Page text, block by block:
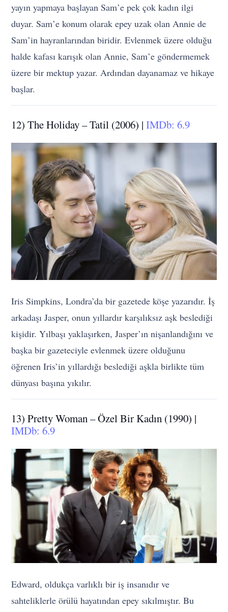
yayın yapmaya başlayan Sam’e pek çok kadın ilgi
duyar. Sam’e konum olarak epey uzak olan Annie de
Sam’in hayranlarından biridir. Evlenmek üzere olduğu
halde kafası karışık olan Annie, Sam’e göndermemek
üzere bir mektup yazar. Ardından dayanamaz ve hikaye
başlar.
12) The Holiday – Tatil (2006) |IMDb: 6.9
Iris Simpkins, Londra’da bir gazetede köşe yazarıdır. İş
arkadaşı Jasper, onun yıllardır karşılıksız aşk beslediği
kişidir. Yılbaşı yaklaşırken, Jasper’ın nişanlandığını ve
başka bir gazeteciyle evlenmek üzere olduğunu
öğrenen Iris’in yıllardığı beslediği aşkla birlikte tüm
dünyası başına yıkılır.
13) Pretty Woman – Özel Bir Kadın (1990) |
IMDb: 6.9
Edward, oldukça varlıklı bir iş insanıdır ve
sahteliklerle örülü hayatından epey sıkılmıştır. Bu